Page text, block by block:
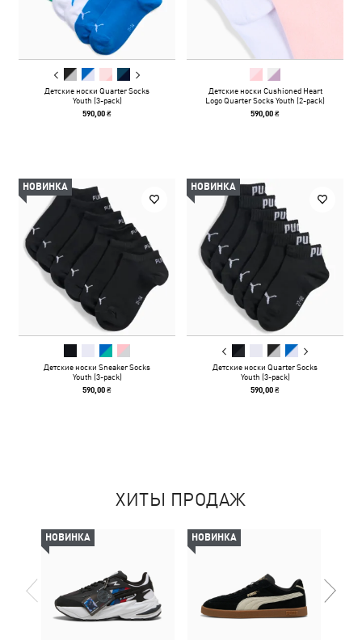
Детские носки Quarter Socks
Youth (3-pack)
590,00 ₴
Детские носки Cushioned Heart
Logo Quarter Socks Youth (2-pack)
590,00 ₴
НОВИНКА
Детские носки Sneaker Socks
Youth (3-pack)
590,00 ₴
НОВИНКА
Детские носки Quarter Socks
Youth (3-pack)
590,00 ₴
ХИТЫ ПРОДАЖ
НОВИНКА НОВИНКА